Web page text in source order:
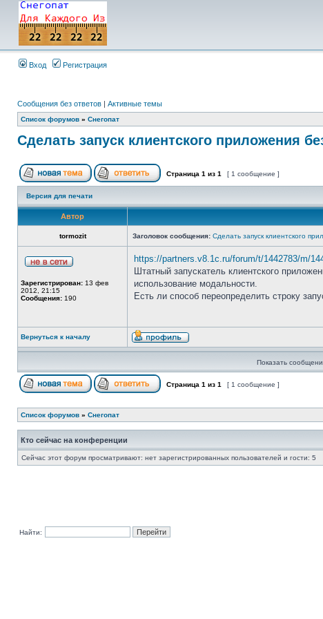
Вход Регистрация
Сообщения без ответов | Активные темы
Список форумов » Снегопат
Cделать запуск клиентского приложения
Страница 1 из 1 [ 1 сообщение ]
Версия для печати
Автор
tormozit Заголовок сообщения: Cделать запуск клиентского
Зарегистрирован: 13 фев
2012, 21:15
Сообщения: 190
https://partners.v8.1c.ru/forum/t/1442783/m/
Штатный запускатель клиентского
использование модальности.
Есть ли способ переопределить строку
Вернуться к началу
Показать
Страница 1 из 1 [ 1 сообщение ]
Список форумов » Снегопат
Кто сейчас на конференции
Сейчас этот форум просматривают: нет зарегистрированных пользователей и гости: 5
Найти: